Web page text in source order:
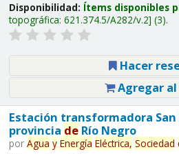
Disponibilidad: Ítems disponibles
topográfica: 621.374.5/A282/v.2 (3).
Hacer
Agregar
Estación transformadora
provincia deRío Negro
por Agua y Energía Eléctrica, Sociedad